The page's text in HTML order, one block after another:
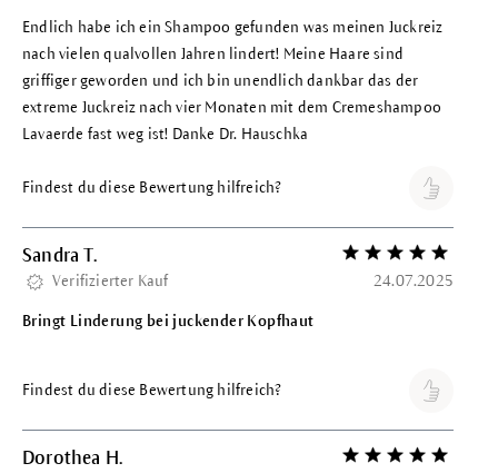
Endlich habe ich ein Shampoo gefunden was meinen Juckreiz
nach vielen qualvollen Jahren lindert! Meine Haare sind
griffiger geworden und ich bin unendlich dankbar das der
extreme Juckreiz nach vier Monaten mit dem Cremeshampoo
Lavaerde fast weg ist! Danke Dr. Hauschka
Findest du diese Bewertung hilfreich?
Sandra T. Bewertung mit 5
Verifizierter Kauf 24.07.2025
Bringt Linderung bei juckender Kopfhaut
Findest du diese Bewertung hilfreich?
Dorothea H. Bewertung mit 5